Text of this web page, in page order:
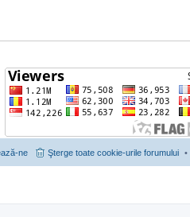
Şterge toate cookie-urile forumului
ne